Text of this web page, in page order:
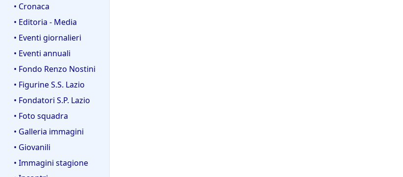
• Cronaca
• Editoria - Media
• Eventi giornalieri
• Eventi annuali
• Fondo Renzo Nostini
• Figurine S.S. Lazio
• Fondatori S.P. Lazio
• Foto squadra
• Galleria immagini
• Giovanili
• Immagini stagione